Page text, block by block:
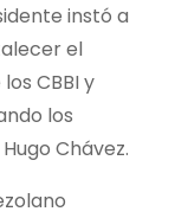
instó a
el
CBBI y
los
Chávez.